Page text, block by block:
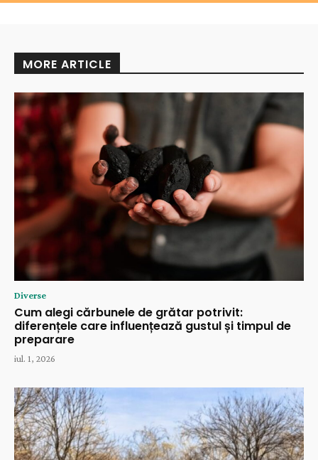
MORE ARTICLE
Diverse
Cum alegi cărbunele de grătar potrivit:
diferențele care influențează gustul și timpul de
preparare
iul. 1, 2026